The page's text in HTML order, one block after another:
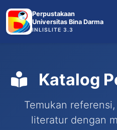
Perpustakaan
Universitas Bina Darma
INLISLITE 3.3
Katalog
Temukan
literatur dengan